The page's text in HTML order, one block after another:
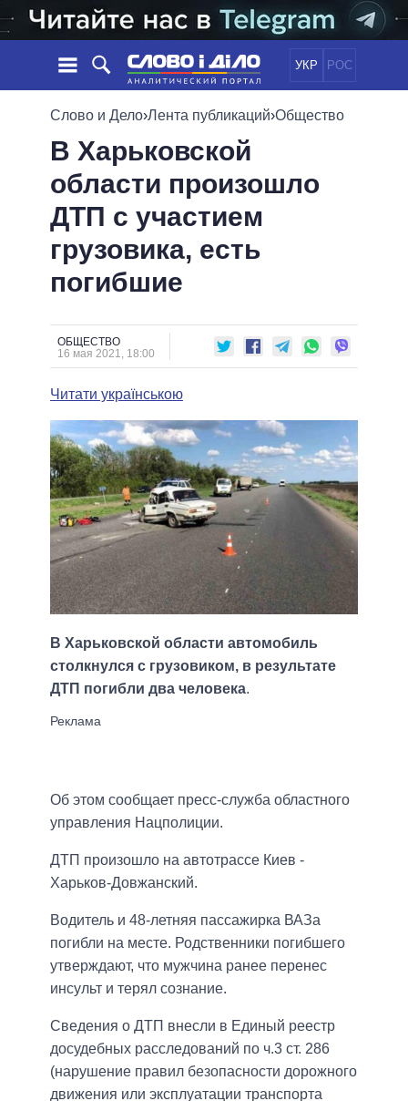
УКР РОС
НОВОСТИ
ЛЕНТА
СОБЫТИЯ
СТАТЬИ
МНЕНИЯ
ОБЗОРЫ
ДАЙДЖЕСТЫ
ПОЛИТИКА
ЭКОНОМИКА
ОБЩЕСТВО
ОБЕЩАНИЯ
ПОЛИТИКИ
ВСЕ ПОЛИТИКИ
ПРЕЗИДЕНТ И ОФИС
ВЕРХОВНАЯ РАДА
ГЛАВЫ ОБЛАДМИНИСТРАЦИЙ
МЭРЫ
ВСЕ ПЕРСОНЫ
ВИДЕО
СРАВНЕНИЕ ПОЛИТИКОВ
Слово и Дело›Лента публикаций›Общество
В Харьковской
области произошло
ДТП с участием
грузовика, есть
погибшие
ОБЩЕСТВО
16 мая 2021, 18:00
Читати українською
В Харьковской области автомобиль
столкнулся с грузовиком, в результате
ДТП погибли два человека.
Об этом сообщает пресс-служба областного
управления Нацполиции.
ДТП произошло на автотрассе Киев -
Харьков-Довжанский.
Водитель и 48-летняя пассажирка ВАЗа
погибли на месте. Родственники погибшего
утверждают, что мужчина ранее перенес
инсульт и терял сознание.
Сведения о ДТП внесли в Единый реестр
досудебных расследований по ч.3 ст. 286
(нарушение правил безопасности дорожного
движения или эксплуатации транспорта